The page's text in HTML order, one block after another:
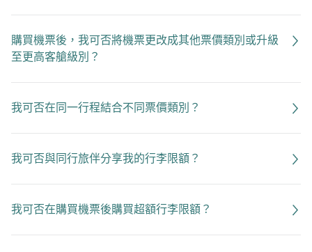
購買機票後，我可否將機票更改成其他票價類別或升級
至更高客艙級別？
我可否在同一行程結合不同票價類別？
我可否與同行旅伴分享我的行李限額？
我可否在購買機票後購買超額行李限額？